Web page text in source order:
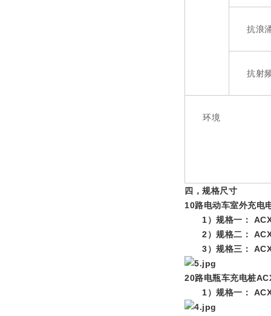
抗浪涌
抗射频
环境
四，规格尺寸
10路电动车室外充电
1）规格一：
2）规格二：
3）规格三：
20路电瓶车充电桩
1）规格一：